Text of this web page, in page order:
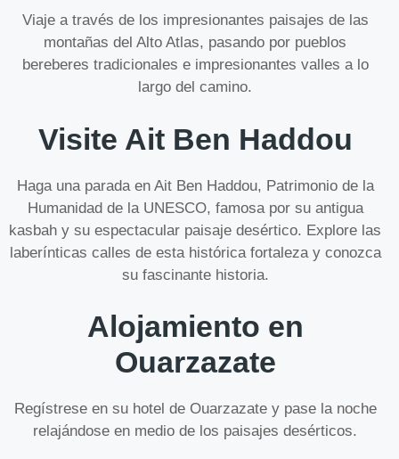
Viaje a través de los impresionantes paisajes de las
montañas del Alto Atlas, pasando por pueblos
bereberes tradicionales e impresionantes valles a lo
largo del camino.
Visite Ait Ben Haddou
Haga una parada en Ait Ben Haddou, Patrimonio de la
Humanidad de la UNESCO, famosa por su antigua
kasbah y su espectacular paisaje desértico. Explore las
laberínticas calles de esta histórica fortaleza y conozca
su fascinante historia.
Alojamiento en
Ouarzazate
Regístrese en su hotel de Ouarzazate y pase la noche
relajándose en medio de los paisajes desérticos.